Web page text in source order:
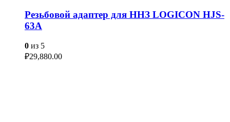
Резьбовой адаптер для ННЗ LOGICON HJS-
63A
0 из 5
₽29,880.00